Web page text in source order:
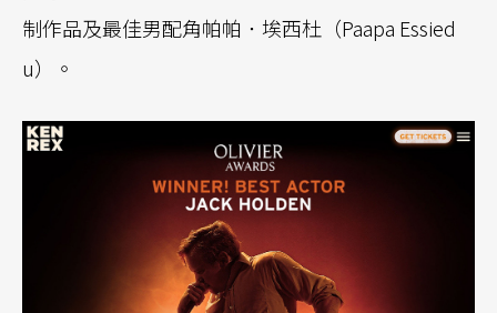
制作品及最佳男配角帕帕．埃西杜（Paapa Essied
u）。